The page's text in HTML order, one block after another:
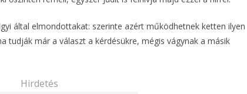
által elmondottakat: szerinte azért működhetnek ketten ilyen
tudják már a választ a kérdésükre, mégis vágynak a másik
Hirdetés